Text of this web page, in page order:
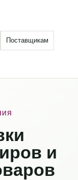
Поставщикам
и